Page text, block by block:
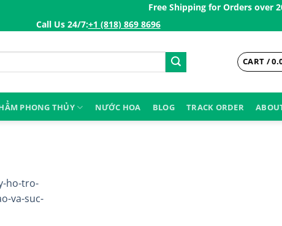
Free Shipping for Orders over 200$ㅤ
Call Us 24/7:ㅤ+1 (818) 869 8696
CART /
PHONG THỦY NƯỚC HOA BLOG TRACK ORDER